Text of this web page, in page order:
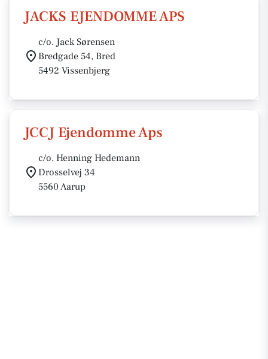
JACKS EJENDOMME APS
c/o. Jack Sørensen
Bredgade 54, Bred
5492 Vissenbjerg
JCCJ Ejendomme Aps
c/o. Henning Hedemann
Drosselvej 34
5560 Aarup